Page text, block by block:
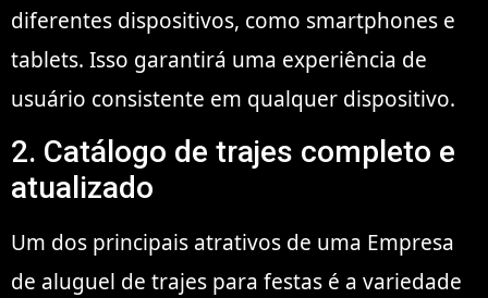
diferentes dispositivos, como smartphones e
tablets. Isso garantirá uma experiência de
usuário consistente em qualquer dispositivo.
2. Catálogo de trajes completo e
atualizado
Um dos principais atrativos de uma Empresa
de aluguel de trajes para festas é a variedade